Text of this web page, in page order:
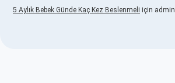
5 Aylık Bebek Günde Kaç Kez Beslenmeli için admin